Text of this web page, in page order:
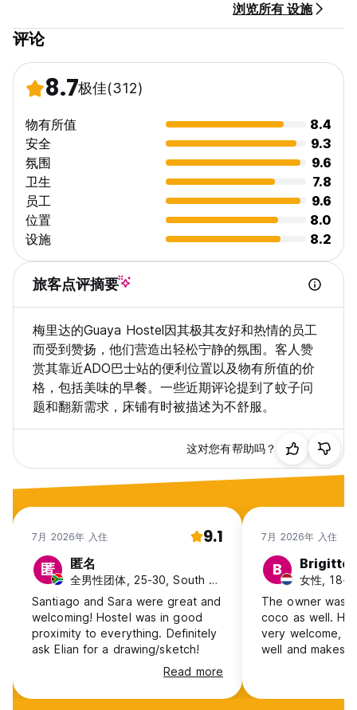
浏览所有 设施
评论
8.7极佳(312)
物有所值
8.4
安全
9.3
氛围
9.6
卫生
7.8
员工
9.6
位置
8.0
设施
8.2
旅客点评摘要
梅里达的Guaya Hostel因其极其友好和热情的员工
而受到赞扬，他们营造出轻松宁静的氛围。客人赞
赏其靠近ADO巴士站的便利位置以及物有所值的价
格，包括美味的早餐。一些近期评论提到了蚊子问
题和翻新需求，床铺有时被描述为不舒服。
这对您有帮助吗？
7月 2026年 入住 9.1
匿 匿名
全男性团体, 25-30, South Africa
Santiago and Sara were great and
welcoming! Hostel was in good
proximity to everything. Definitely
ask Elian for a drawing/sketch!
Read more
7月 2026年 入住
B Brigitte
女性, 18-
The owner was
coco as well. He
very welcome,
well and makes
wish i could've